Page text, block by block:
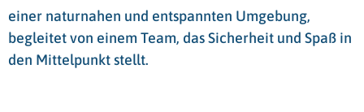
einer naturnahen und entspannten Umgebung,
begleitet von einem Team, das Sicherheit und Spaß in
den Mittelpunkt stellt.